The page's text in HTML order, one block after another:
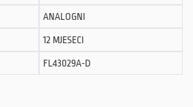
ANALOGNI
12 MJESECI
FL43029A-D